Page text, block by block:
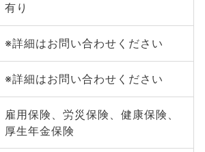
人
腸
有り
※詳細はお問い合わせください
※詳細はお問い合わせください
雇用保険、労災保険、健康保険、
厚生年金保険